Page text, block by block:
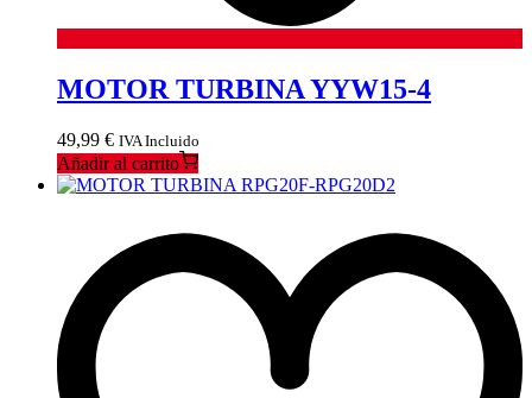
MOTOR TURBINA YYW15-4
49,99 € IVA Incluido
Añadir al carrito